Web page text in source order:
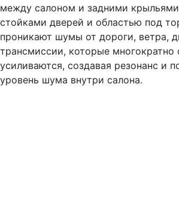
между салоном и задними
стойками дверей и областью под
проникают шумы от дороги, ветра,
трансмиссии, которые многократно
усиливаются, создавая резонанс и
уровень шума внутри салона.